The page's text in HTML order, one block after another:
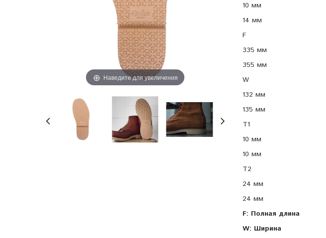
Наведите для увеличения
10 мм
14 мм
F
335 мм
355 мм
W
132 мм
135 мм
T1
10 мм
10 мм
T2
24 мм
24 мм
F: Полная длина
W: Ширина